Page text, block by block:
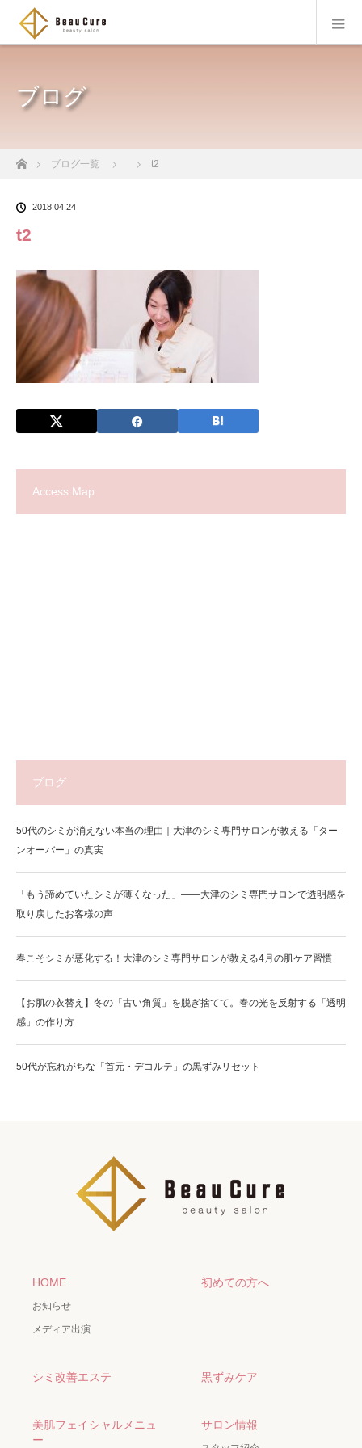
ブログ
ホームブログ一覧 t2
2018.04.24
t2
Access Map
ブログ
50代のシミが消えない本当の理由｜大津のシミ専門サロンが教える「ター
ンオーバー」の真実
「もう諦めていたシミが薄くなった」——大津のシミ専門サロンで透明感を
取り戻したお客様の声
春こそシミが悪化する！大津のシミ専門サロンが教える4月の肌ケア習慣
【お肌の衣替え】冬の「古い角質」を脱ぎ捨てて。春の光を反射する「透明
感」の作り方
50代が忘れがちな「首元・デコルテ」の黒ずみリセット
HOME
お知らせ
メディア出演
初めての方へ
シミ改善エステ 黒ずみケア
美肌フェイシャルメニュ
ー
サロン情報